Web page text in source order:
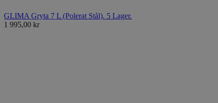
GLIMA Gryta 7 L (Polerat Stål). 5 Lager.
1 995,00 kr